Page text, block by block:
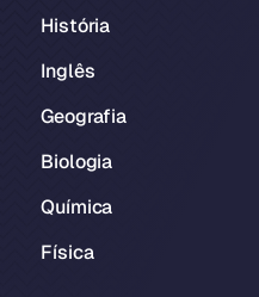
História
Inglês
Geografia
Biologia
Química
Física